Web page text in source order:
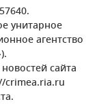
унитарное
агентство
сайта
crimea.ria.ru